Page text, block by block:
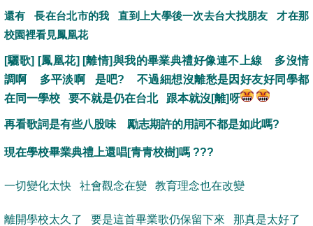
還有 長在台北市的我 直到上大學後一次去台大找朋友 才在那
校園裡看見鳳凰花
[驪歌] [鳳凰花] [離情]與我的畢業典禮好像連不上線 多沒情
調啊 多平淡啊 是吧? 不過細想沒離愁是因好友好同學都
在同一學校 要不就是仍在台北 跟本就沒[離]呀
再看歌詞是有些八股味 勵志期許的用詞不都是如此嗎?
現在學校畢業典禮上還唱[青青校樹]嗎 ???
一切變化太快 社會觀念在變 教育理念也在改變
離開學校太久了 要是這首畢業歌仍保留下來 那真是太好了